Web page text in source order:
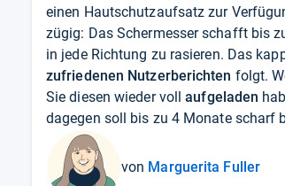
einen Hautschutzaufsatz zur
zügig: Das Schermesser schafft bis
in jede Richtung zu rasieren. Das
zufriedenen Nutzerberichten folgt.
Sie diesen wieder vollaufgeladen
dagegen soll bis zu 4 Monate scharf
von Marguerita Fuller